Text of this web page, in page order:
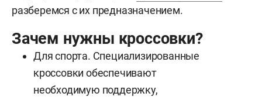
разберемся с их предназначением.
Зачем нужны кроссовки?
Для спорта. Специализированные
кроссовки обеспечивают
необходимую поддержку,